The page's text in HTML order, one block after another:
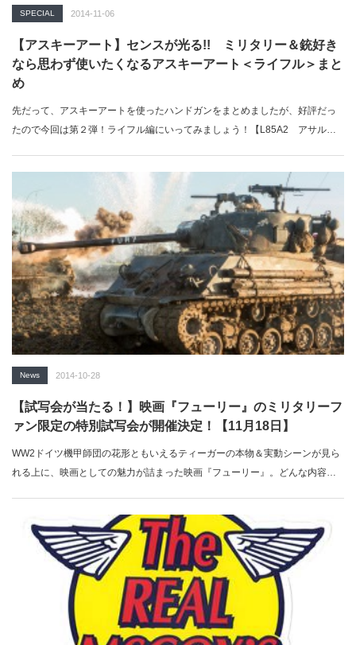
SPECIAL 2014-11-06
【アスキーアート】センスが光る!! ミリタリー＆銃好き
なら思わず使いたくなるアスキーアート＜ライフル＞まと
め
先だって、アスキーアートを使ったハンドガンをまとめましたが、好評だっ
たので今回は第２弾！ライフル編にいってみましょう！【L85A2 アサル…
News 2014-10-28
【試写会が当たる！】映画『フューリー』のミリタリーフ
ァン限定の特別試写会が開催決定！【11月18日】
WW2ドイツ機甲師団の花形ともいえるティーガーの本物＆実動シーンが見ら
れる上に、映画としての魅力が詰まった映画『フューリー』。どんな内容か